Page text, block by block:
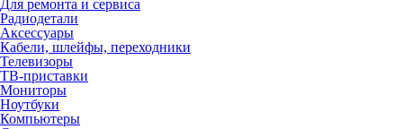
Для ремонта и сервиса
Радиодетали
Аксессуары
Кабели, шлейфы, переходники
Телевизоры
ТВ-приставки
Мониторы
Ноутбуки
Компьютеры